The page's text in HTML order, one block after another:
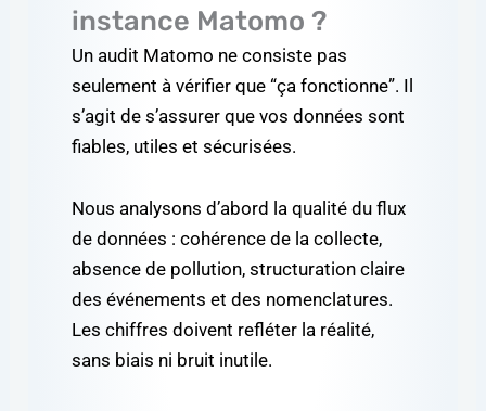
instance Matomo ?
Un audit Matomo ne consiste pas
seulement à vérifier que “ça fonctionne”. Il
s’agit de s’assurer que vos données sont
fiables, utiles et sécurisées.
Nous analysons d’abord la qualité du flux
de données : cohérence de la collecte,
absence de pollution, structuration claire
des événements et des nomenclatures.
Les chiffres doivent refléter la réalité,
sans biais ni bruit inutile.